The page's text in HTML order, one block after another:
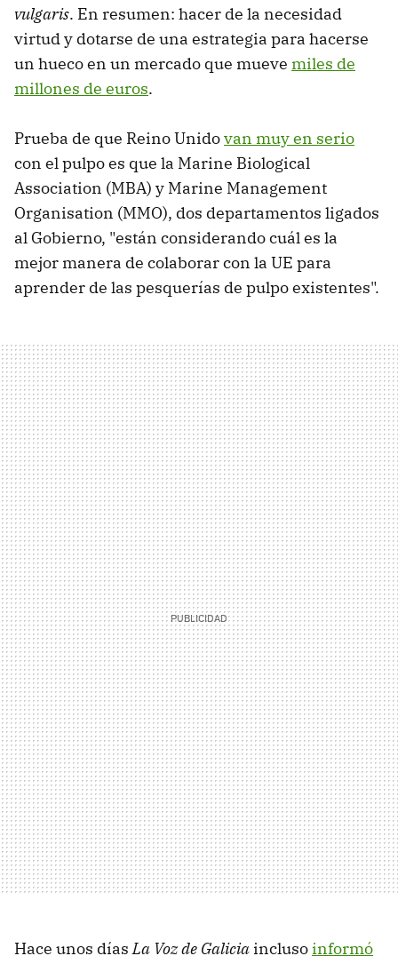
vulgaris. En resumen: hacer de la necesidad
virtud y dotarse de una estrategia para hacerse
un hueco en un mercado que mueve miles de
millones de euros.
Prueba de que Reino Unidovan muy en serio
con el pulpo es que la Marine Biological
Association (MBA) y Marine Management
Organisation (MMO), dos departamentos ligados
al Gobierno, "están considerando cuál es la
mejor manera de colaborar con la UE para
aprender de las pesquerías de pulpo existentes".
Hace unos díasLa Voz de Galicia inclusoinformó